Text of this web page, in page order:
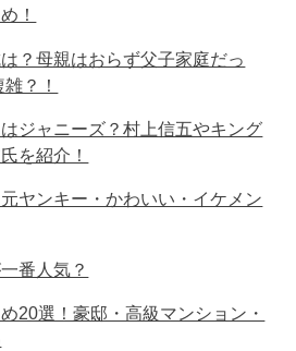
！
？母親はおらず父子家庭だっ
？！
ジャニーズ？村上信五やキング
を紹介！
ヤンキー・かわいい・イケメン
番人気？
20選！豪邸・高級マンション・